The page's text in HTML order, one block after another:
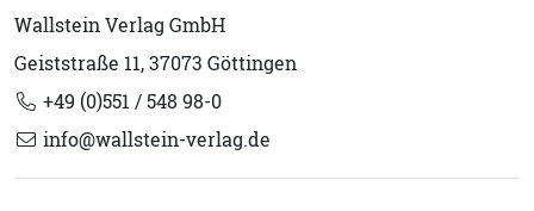
Wallstein Verlag GmbH
Geiststraße 11, 37073 Göttingen
+49 (0)551 / 548 98-0
info@wallstein-verlag.de